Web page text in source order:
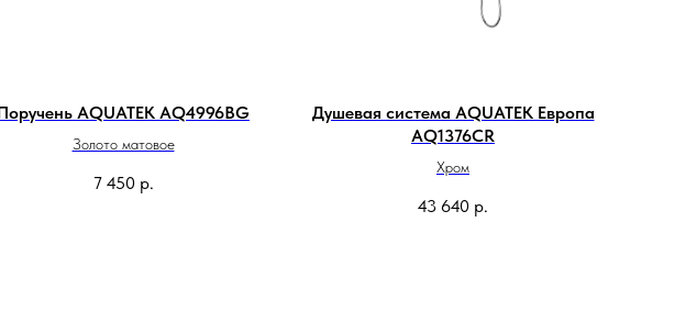
AQUATEK AQ4996BG
Золото матовое
7 450 р.
Душевая система AQUATEK Европа
AQ1376CR
Хром
43 640 р.